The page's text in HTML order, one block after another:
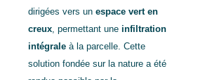
dirigées vers un espace vert en
creux , permettant une infiltration
intégrale à la parcelle. Cette
solution fondée sur la nature a été